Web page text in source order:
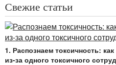
Свежие статьи
1. Распознаем токсичность:
из-за одного токсичного